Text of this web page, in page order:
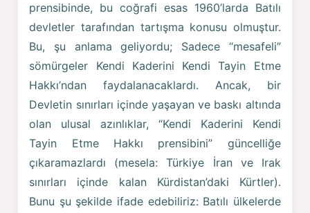
prensibinde, bu coğrafi esas 1960’larda Batılı
devletler tarafından tartışma konusu olmuştur.
Bu, şu anlama geliyordu; Sadece “mesafeli”
sömürgeler Kendi Kaderini Kendi Tayin Etme
Hakkı’ndan faydalanacaklardı. Ancak, bir
Devletin sınırları içinde yaşayan ve baskı altında
olan ulusal azınlıklar, “Kendi Kaderini Kendi
Tayin Etme Hakkı prensibini” güncelliğe
çıkaramazlardı (mesela: Türkiye İran ve Irak
sınırları içinde kalan Kürdistan’daki Kürtler).
Bunu şu şekilde ifade edebiliriz: Batılı ülkelerde